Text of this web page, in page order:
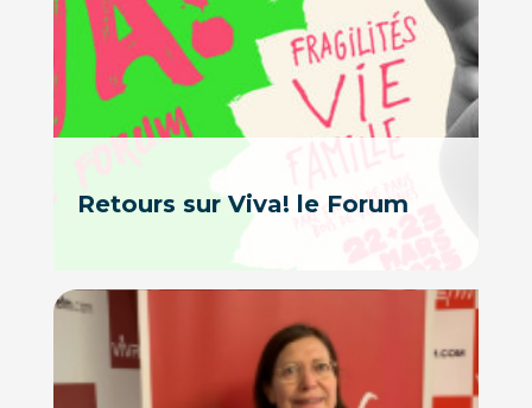
Retours sur Viva! le Forum